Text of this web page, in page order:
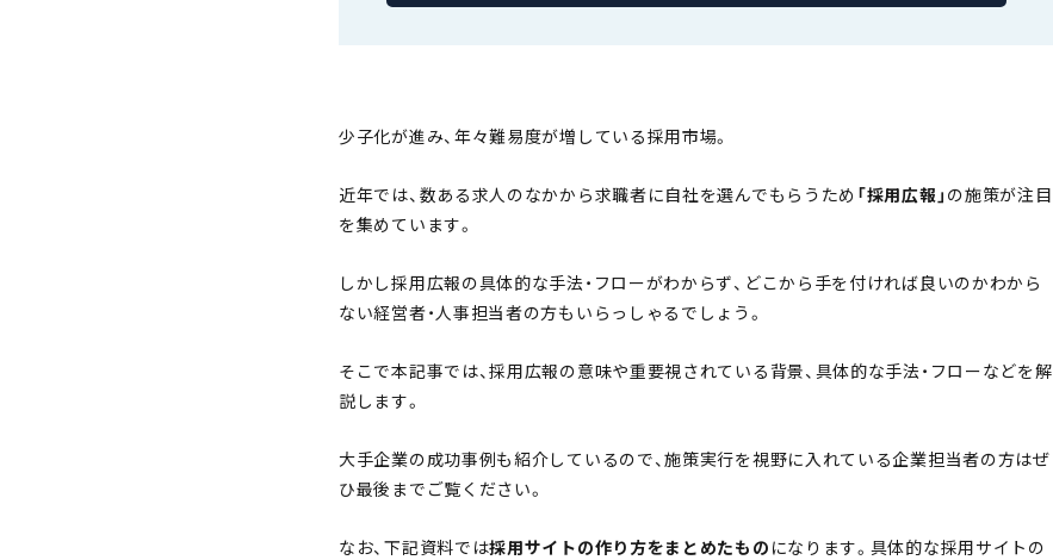
少子化が進み、年々難易度が増している採用市場。
近年では、数ある求人のなかから求職者に自社を選んでもらうため 「採用広報」 の施策が注目
を集めています。
しかし採用広報の具体的な手法・フローがわからず、どこから手を付ければ良いのかわから
ない経営者・人事担当者の方もいらっしゃるでしょう。
そこで本記事では、採用広報の意味や重要視されている背景、具体的な手法・フローなどを解
説します。
大手企業の成功事例も紹介しているので、施策実行を視野に入れている企業担当者の方はぜ
ひ最後までご覧ください。
なお、下記資料では採用サイトの作り方をまとめたもの になります。具体的な採用サイトの